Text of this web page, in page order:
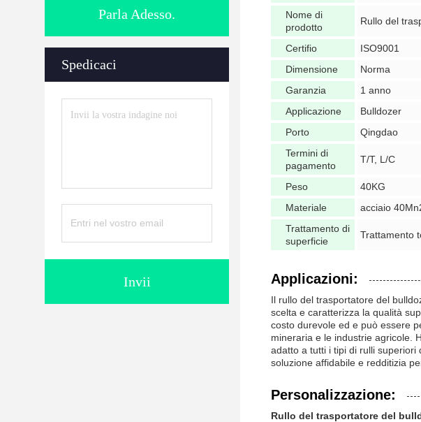
Parla Adesso.
Spedicaci
Invii
Nome di
prodotto
Rullo del
Certifio
ISO9001
Dimensione
Norma
Garanzia
1 anno
Applicazione
Bulldozer
Porto
Qingdao
Termini di
pagamento
T/T, L/C
Peso
40KG
Materiale
acciaio
Trattamento di
superficie
Trattamento
Applicazioni:
Il rullo del trasportatore del
scelta e caratterizza la qualità
costo durevole ed e può essere
mineraria e le industrie agricole.
adatto a tutti i tipi di rulli
soluzione affidabile e redditizia
Personalizzazione:
Rullo del trasportatore del